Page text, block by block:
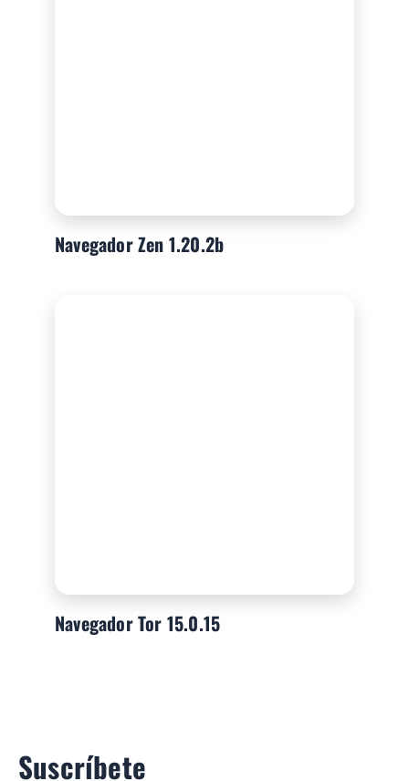
Navegador Zen 1.20.2b
Navegador Tor 15.0.15
Suscríbete